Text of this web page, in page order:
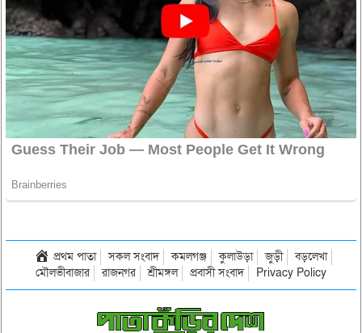
প্রথম পাতা সকল সংবাদ কমলগঞ্জ কুলাউড়া জুড়ী
বড়লেখা
মৌলভীবাজার
রাজনগর শ্রীমঙ্গল প্রবাসী সংবাদ Privacy Policy